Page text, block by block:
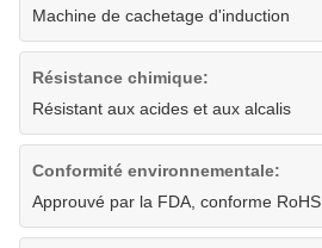
Machine de cachetage d'induction
Résistance chimique:
Résistant aux acides et aux alcalis
Conformité environnementale:
Approuvé par la FDA, conforme RoHS